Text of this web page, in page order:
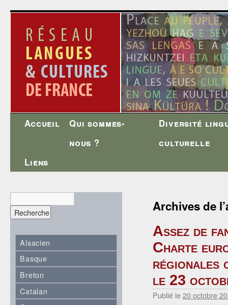
Aller
contenu
Accueil
Qui sommes-
nous ?
Diversité
culturelle
Liens
Archives de
Assez de
Charte
régionales
le 23
Publié le20 octobre
Alsacien
Basque
Breton
Catalan